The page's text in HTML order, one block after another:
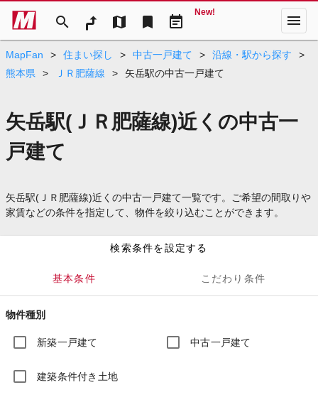
search map bookmark event_note
New! menu
MapFan > 住まい探し > 中古一戸建て > 沿線・駅から探す
>
熊本県
> ＪＲ肥薩線 > 矢岳駅の中古一戸建て
矢岳駅(ＪＲ肥薩線)近くの中古一
戸建て
矢岳駅(ＪＲ肥薩線)近くの中古一戸建て一覧です。ご希望の間取りや
家賃などの条件を指定して、物件を絞り込むことができます。
検索条件を設定する
基本条件 こだわり条件
物件種別
新築一戸建て 中古一戸建て
建築条件付き土地